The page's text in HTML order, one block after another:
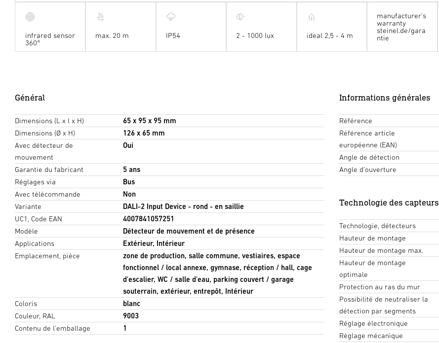
infrared sensor
360°
max. 20 m IP54 2 - 1000 lux ideal 2,5 - 4 m
manufacturer's
warranty
steinel.de/gara
ntie
Général
Dimensions (L x l x H)
65 x 95 x 95 mm
Dimensions (Ø x H)
126 x 65 mm
Avec détecteur de
mouvement
Oui
Garantie du fabricant
5 ans
Réglages via
Bus
Avec télécommande
Non
Variante
DALI-2 Input Device - rond - en saillie
UC1, Code EAN
4007841057251
Modèle
Détecteur de mouvement et de présence
Applications
Extérieur, Intérieur
Emplacement, pièce
zone de production, salle commune, vestiaires, espace
fonctionnel / local annexe, gymnase, réception / hall, cage
d'escalier, WC / salle d'eau, parking couvert / garage
souterrain, extérieur, entrepôt, Intérieur
Coloris
blanc
Couleur, RAL
9003
Contenu de l'emballage
1
Informations générales
Référence
Référence article
européenne (EAN)
Angle de détection
Angle d'ouverture
Technologie des capteurs
Technologie, détecteurs
Hauteur de montage
Hauteur de montage max.
Hauteur de montage
optimale
Protection au ras du mur
Possibilité de neutraliser la
détection par segments
Réglage électronique
Réglage mécanique